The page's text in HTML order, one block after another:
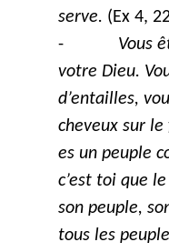
serve. (Ex 4,
-
Vous
votre Dieu.
d’entailles,
cheveux sur
es un peuple
c’est toi que
son peuple,
tous les